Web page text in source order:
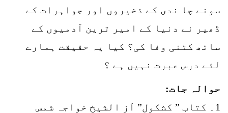
سونے چا ندی کے ذخیروں اور جواہرات کے
ڈھیر نے دنیا کے امیر ترین آدمیوں کے
ساتھ کتنی وفا کی؟ کیا یہ حقیقت ہمارے
لئے درس عبرت نہیں ہے ؟
حوالہ جات:
1۔ کتاب ” کشکول” اَز الشیخ خواجہ شمس